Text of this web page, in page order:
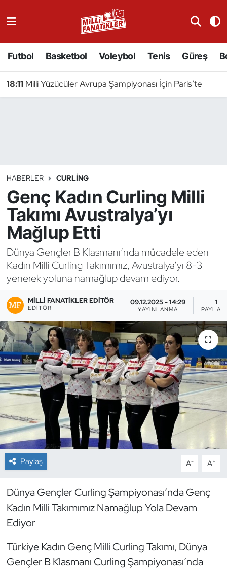
Futbol Basketbol Voleybol Tenis Güreş
18:11 Milli Yüzücüler Avrupa Şampiyonası İçin Paris’te
HABERLER CURLING
Genç Kadın Curling Milli
Takımı Avustralya’yı
Mağlup Etti
Dünya Gençler B Klasmanı’nda mücadele eden
Kadın Milli Curling Takımımız, Avustralya’yı 8-3
yenerek yoluna namağlup devam ediyor.
MILLI FANATIKLER EDITÖR
EDITÖR
09.12.2025 - 14:29
YAYINLANMA
1
Paylaş A- A+
Dünya Gençler Curling Şampiyonası’nda Genç
Kadın Milli Takımımız Namağlup Yola Devam
Ediyor
Türkiye Kadın Genç Milli Curling Takımı, Dünya
Gençler B Klasmanı Curling Şampiyonası’nda
Badminton
Binicilik
Bisiklet
Bocce Bowling Dart
Boks
Briç
Buz Hokeyi
Buz Pateni
Çim Hokeyi
Cimnastik
Curling
Dağcılık
Dövüş Sanatı
E-Spor
Eskrim